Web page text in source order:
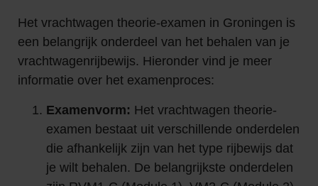
Het vrachtwagen theorie-examen in Groningen is
een belangrijk onderdeel van het behalen van je
vrachtwagenrijbewijs. Hieronder vind je meer
informatie over het examenproces:
Examenvorm: Het vrachtwagen theorie-
examen bestaat uit verschillende onderdelen
die afhankelijk zijn van het type rijbewijs dat
je wilt behalen. De belangrijkste onderdelen